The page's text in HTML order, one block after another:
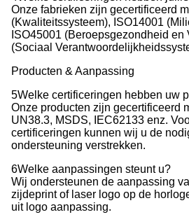
Onze fabrieken zijn gecertificeerd
(Kwaliteitssysteem), ISO14001
ISO45001 (Beroepsgezondheid
(Sociaal
Producten & Aanpassing
5Welke certificeringen hebben uw
Onze producten zijn gecertificeerd
UN38.3, MSDS, IEC62133 enz.
certificeringen kunnen wij u de
ondersteuning verstrekken.
6Welke aanpassingen steunt u?
Wij ondersteunen de aanpassing
zijdeprint of laser logo op de
uit logo aanpassing.